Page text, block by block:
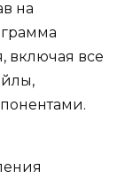
на
включая все